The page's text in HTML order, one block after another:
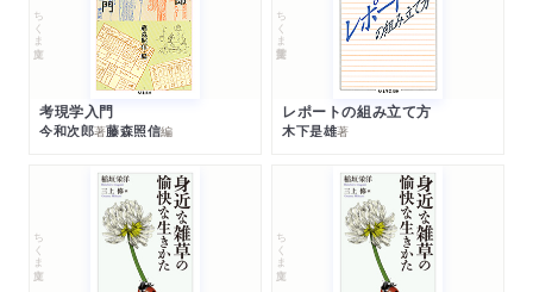
ちくま文庫
考現学入門
今和次郎著藤森照信編
ちくま学芸文庫
レポートの組み立て方
木下是雄著
ちくま文庫 ちくま文庫